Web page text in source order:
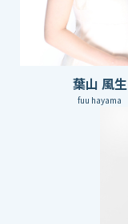
葉山 風生
fuu hayama